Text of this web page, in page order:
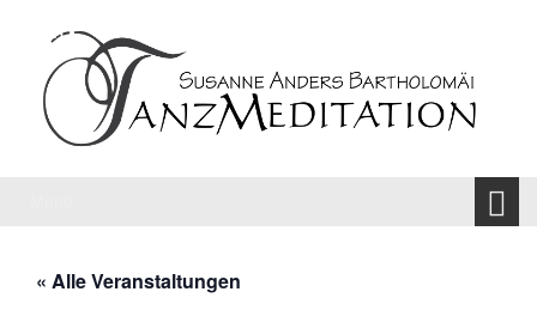
Hauptmenü
springen
« Alle Veranstaltungen